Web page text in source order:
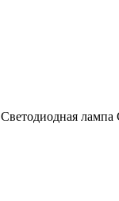
Светодиодная